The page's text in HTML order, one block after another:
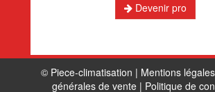
Devenir pro
© Piece-climatisation | Mentions légales
générales de vente| Politique de